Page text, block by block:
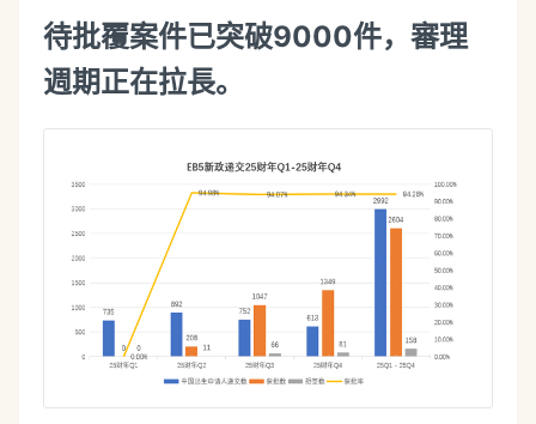
待批覆案件已突破9000件，審理
週期正在拉長。